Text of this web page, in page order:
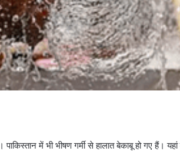
पाकिस्तान में भी भीषण गर्मी से हालात बेकाबू हो गए हैं।